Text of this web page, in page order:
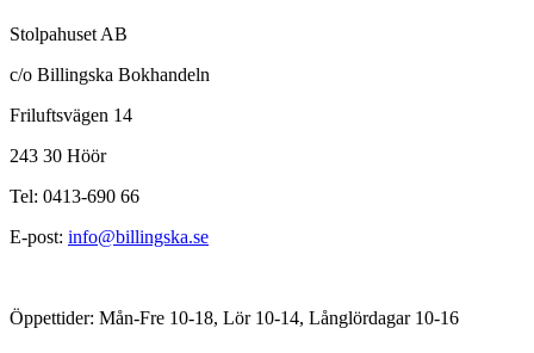
Stolpahuset AB
c/o Billingska Bokhandeln
Friluftsvägen 14
243 30 Höör
Tel: 0413-690 66
E-post: info@billingska.se
Öppettider: Mån-Fre 10-18, Lör 10-14, Långlördagar 10-16